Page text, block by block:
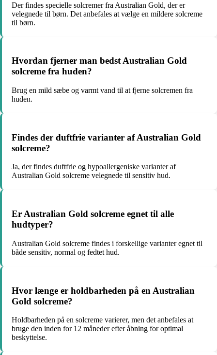
Der findes specielle solcremer fra Australian Gold, der er
velegnede til børn. Det anbefales at vælge en mildere solcreme
til børn.
Hvordan fjerner man bedst Australian Gold
solcreme fra huden?
Brug en mild sæbe og varmt vand til at fjerne solcremen fra
huden.
Findes der duftfrie varianter af Australian Gold
solcreme?
Ja, der findes duftfrie og hypoallergeniske varianter af
Australian Gold solcreme velegnede til sensitiv hud.
Er Australian Gold solcreme egnet til alle
hudtyper?
Australian Gold solcreme findes i forskellige varianter egnet til
både sensitiv, normal og fedtet hud.
Hvor længe er holdbarheden på en Australian
Gold solcreme?
Holdbarheden på en solcreme varierer, men det anbefales at
bruge den inden for 12 måneder efter åbning for optimal
beskyttelse.